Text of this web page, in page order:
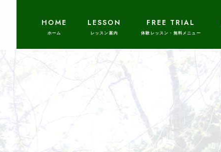
HOME LESSON FREE TRIAL